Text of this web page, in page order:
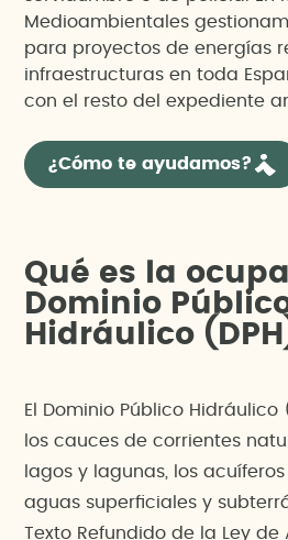
Medioambientales
para proyectos de energías
infraestructuras en toda
con el resto del expediente
¿Cómo te ayudamos?
Qué es la
Dominio
Hidráulico
El Dominio Público
los cauces de corrientes
lagos y lagunas, los
aguas superficiales y
Texto Refundido de la Ley de